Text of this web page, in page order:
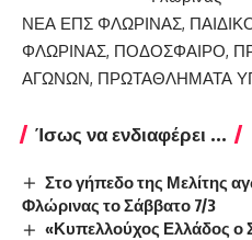
ΚΑΤΗΓΟΡΙΕΣ
ΝΕΑ ΕΠΣ ΦΛΩΡΙΝΑΣ,
ΦΛΩΡΙΝΑΣ, ΠΟΔΟΣΦΑΙΡΟ,
ΑΓΩΝΩΝ, ΠΡΩΤΑΘΛΗΜΑΤΑ
Ίσως να ενδιαφέρει ...
Στο γήπεδο της Μελίτης
Φλώρινας το Σάββατο 7/3
«Κυπελλούχος Ελλάδος ο